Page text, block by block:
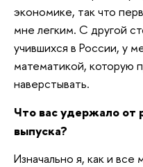
экономике, так что
мне легким. С другой
учившихся в России, у
математикой, которую
наверстывать.
Что вас удержало от
выпуска?
Изначально я, как и все